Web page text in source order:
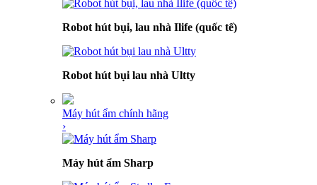
Robot hút bụi, lau nhà Ilife (quốc tế)
Robot hút bụi lau nhà Ultty
Máy hút ẩm chính hãng
›
Máy hút ẩm Sharp